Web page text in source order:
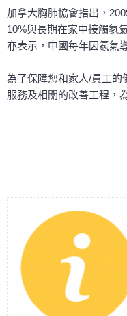
加拿大胸肺協會指出，
10%與長期在家中接觸氡
亦表示，中國每年因氡氣
為了保障您和家人/員工的
服務及相關的改善工程，